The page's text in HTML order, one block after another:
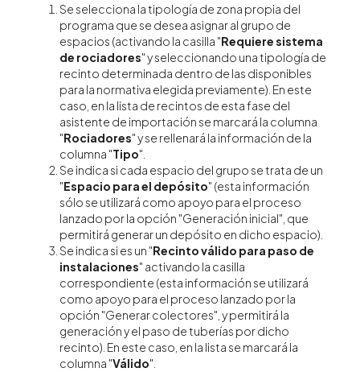
Se selecciona la tipología de zona propia del
programa que se desea asignar al grupo de
espacios (activando la casilla "Requiere sistema
de rociadores" y seleccionando una tipología de
recinto determinada dentro de las disponibles
para la normativa elegida previamente). En este
caso, en la lista de recintos de esta fase del
asistente de importación se marcará la columna
"Rociadores" y se rellenará la información de la
columna "Tipo".
Se indica si cada espacio del grupo se trata de un
"Espacio para el depósito" (esta información
sólo se utilizará como apoyo para el proceso
lanzado por la opción "Generación inicial", que
permitirá generar un depósito en dicho espacio).
Se indica si es un "Recinto válido para paso de
instalaciones" activando la casilla
correspondiente (esta información se utilizará
como apoyo para el proceso lanzado por la
opción "Generar colectores", y permitirá la
generación y el paso de tuberías por dicho
recinto). En este caso, en la lista se marcará la
columna "Válido".